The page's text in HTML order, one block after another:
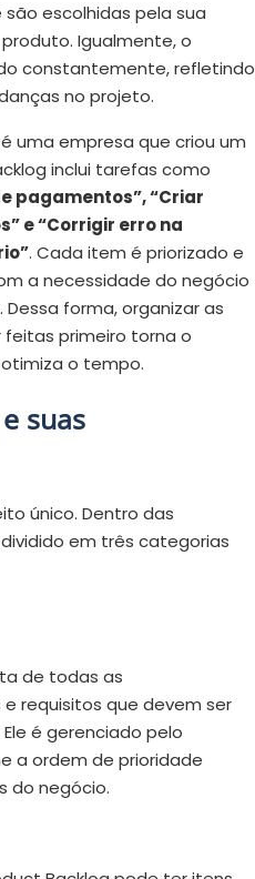
escolhidas pela sua
Igualmente, o
constantemente, refletindo
no projeto.
uma empresa que criou um
inclui tarefas como
pagamentos”, “Criar
e “Corrigir erro na
. Cada item é priorizado e
a necessidade do negócio
forma, organizar as
primeiro torna o
o tempo.
suas
único. Dentro das
em três categorias
de todas as
requisitos que devem ser
é gerenciado pelo
a ordem de prioridade
do negócio.